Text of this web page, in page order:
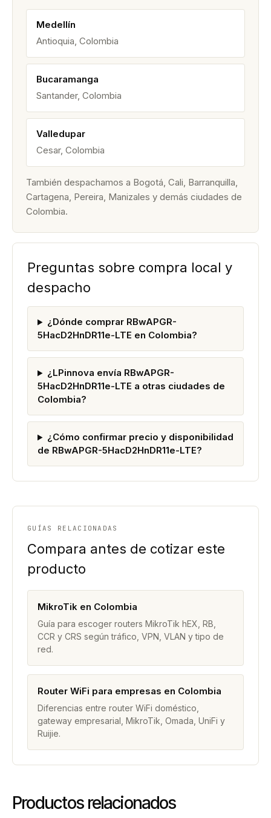
Medellín
Antioquia, Colombia
Bucaramanga
Santander, Colombia
Valledupar
Cesar, Colombia
También despachamos a Bogotá, Cali, Barranquilla,
Cartagena, Pereira, Manizales y demás ciudades de
Colombia.
Preguntas sobre compra local y
despacho
¿Dónde comprar RBwAPGR-
5HacD2HnDR11e-LTE en Colombia?
¿LPinnova envía RBwAPGR-
5HacD2HnDR11e-LTE a otras ciudades de
Colombia?
¿Cómo confirmar precio y disponibilidad
de RBwAPGR-5HacD2HnDR11e-LTE?
GUÍAS RELACIONADAS
Compara antes de cotizar este
producto
MikroTik en Colombia
Guía para escoger routers MikroTik hEX, RB,
CCR y CRS según tráfico, VPN, VLAN y tipo de
red.
Router WiFi para empresas en Colombia
Diferencias entre router WiFi doméstico,
gateway empresarial, MikroTik, Omada, UniFi y
Ruijie.
Productos relacionados